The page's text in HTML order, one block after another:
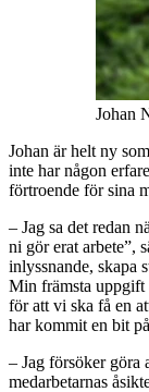
Johan
Johan är helt ny
inte har någon
förtroende för sina
– Jag sa det redan
ni gör erat arbete”,
inlyssnande, skapa
Min främsta uppgift
för att vi ska få en
har kommit en bit
– Jag försöker göra
medarbetarnas